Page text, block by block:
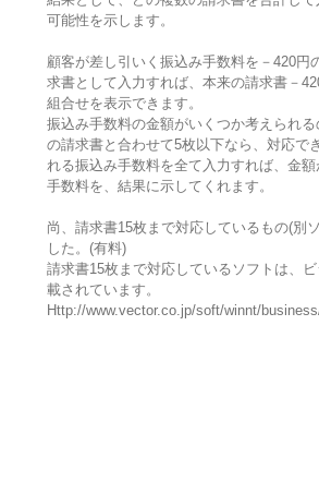
可能性を示します。
顧客が差し引いく振込み手数料を－420円
求書として入力すれば、本来の請求書－
組合せを表示できます。
振込み手数料の金額がいくつか考えられ
の請求書と合わせて5枚以下なら、対応で
れる振込み手数料を全て入力すれば、金
手数料を、結果に示してくれます。
尚、請求書15枚まで対応しているもの(別
した。(有料)
請求書15枚まで対応しているソフトは、
載されています。
Http://www.vector.co.jp/soft/winnt/